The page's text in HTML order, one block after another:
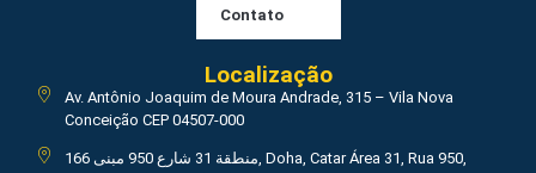
Contato
Localização
Av. Antônio Joaquim de Moura Andrade, 315 – Vila Nova
Conceição CEP 04507-000
منطقة 31 شارع 950 مبنى 166, Doha, Catar Área 31, Rua 950,